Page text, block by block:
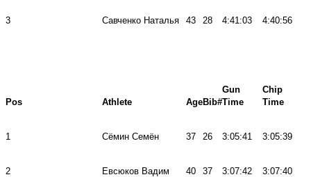
3 Савченко Наталья 43 28 4:41:03 4:40:56
Pos Athlete AgeBib#
Gun
Time
Chip
Time
1 Сёмин Семён 37 26 3:05:41 3:05:39
2 Евсюков Вадим 40 37 3:07:42 3:07:40